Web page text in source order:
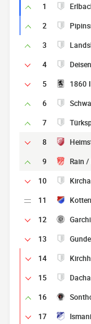
1
2
3
4
5
1860
6
7
8
9
Rain /
10
11
12
13
14
15
16
17